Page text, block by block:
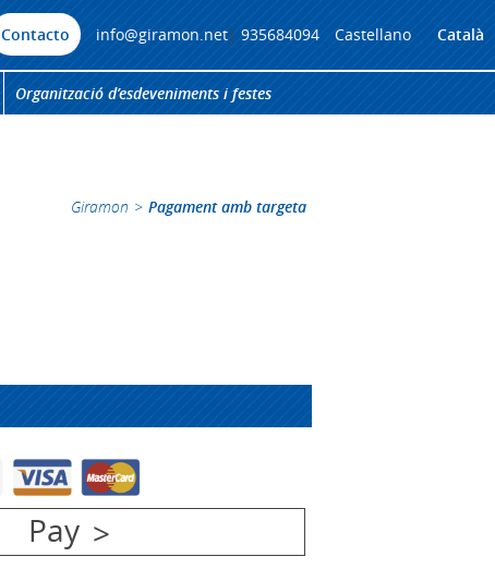
Contacto info@giramon.net| 935684094 Castellano Català
Organització d’esdeveniments i festes
Giramon > Pagament amb targeta
Pay